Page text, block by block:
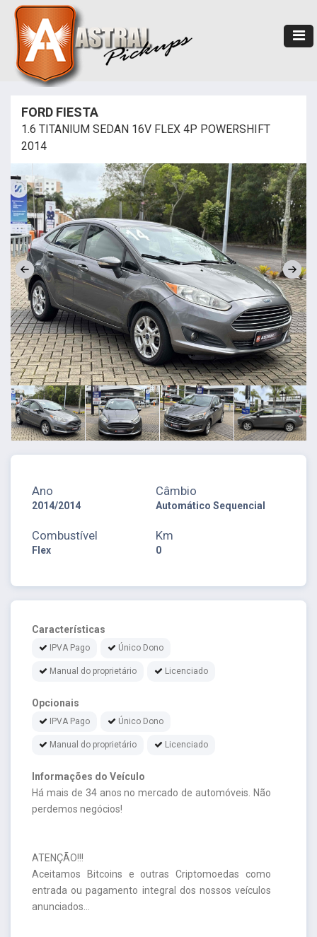
FORD FIESTA
1.6 TITANIUM SEDAN 16V FLEX 4P POWERSHIFT
2014
Ano
2014/2014
Câmbio
Automático Sequencial
Combustível
Flex
Km
0
Características
IPVA Pago Único Dono
Manual do proprietário Licenciado
Opcionais
IPVA Pago Único Dono
Manual do proprietário Licenciado
Informações do Veículo
Há mais de 34 anos no mercado de automóveis. Não
perdemos negócios!
ATENÇÃO!!!
Aceitamos Bitcoins e outras Criptomoedas como
entrada ou pagamento integral dos nossos veículos
anunciados...